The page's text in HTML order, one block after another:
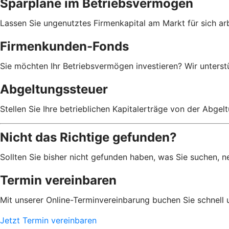
Sparpläne im Betriebsvermögen
Lassen Sie ungenutztes Firmenkapital am Markt für sich
Firmenkunden-Fonds
Sie möchten Ihr Betriebsvermögen investieren? Wir
Abgeltungssteuer
Stellen Sie Ihre betrieblichen Kapitalerträge von der
Nicht das Richtige gefunden?
Sollten Sie bisher nicht gefunden haben, was Sie suchen,
Termin vereinbaren
Mit unserer Online-Terminvereinbarung buchen Sie
Jetzt Termin vereinbaren